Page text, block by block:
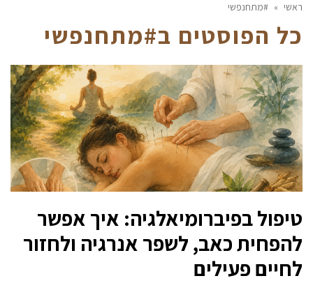
ראשי » #מתחנפשי
כל הפוסטים ב#מתחנפשי
טיפול בפיברומיאלגיה: איך אפשר
להפחית כאב, לשפר אנרגיה ולחזור
לחיים פעילים